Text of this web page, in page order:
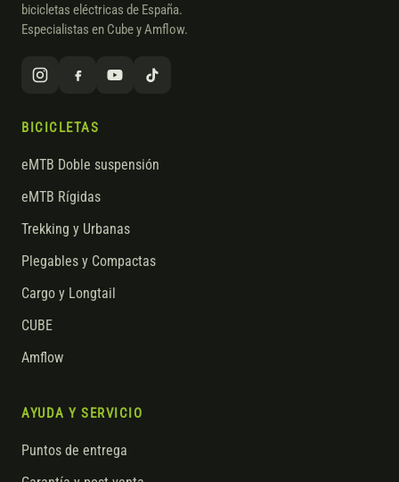
bicicletas eléctricas de España.
Especialistas en Cube y Amflow.
BICICLETAS
eMTB Doble suspensión
eMTB Rígidas
Trekking y Urbanas
Plegables y Compactas
Cargo y Longtail
CUBE
Amflow
AYUDA Y SERVICIO
Puntos de entrega